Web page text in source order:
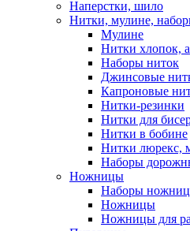
Наперстки, шило
Нитки, мулине,
Мулине
Нитки хлопок,
Наборы ниток
Джинсовые
Капроновые
Нитки-резинки
Нитки для
Нитки в бобине
Нитки люрекс,
Наборы
Ножницы
Наборы ножниц
Ножницы
Ножницы для